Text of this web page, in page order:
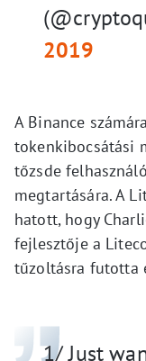
2019
A Binance
tokenkibocsátási
tőzsde
megtartására. A
hatott, hogy
fejlesztője a
tűzoltásra futotta
1/ Just